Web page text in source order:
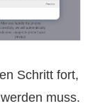
Schritt fort,
muss.